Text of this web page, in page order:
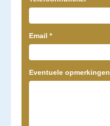
Email *
Eventuele opmerkingen